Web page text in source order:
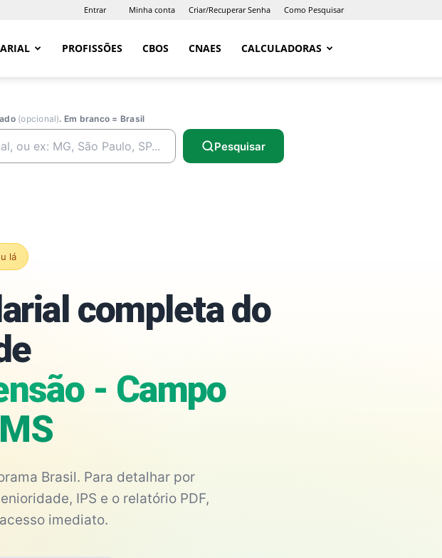
Entrar Minha conta Criar/Recuperar Senha Como Pesquisar
PROFISSÕES CBOS CNAES CALCULADORAS
(opcional). Em branco = Brasil
Pesquisar
lá
completa do
- Campo
Brasil. Para detalhar por
IPS e o relatório PDF,
imediato.